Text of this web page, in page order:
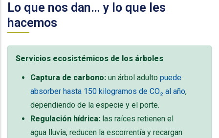
Lo que nos dan… y lo que les
hacemos
Servicios ecosistémicos de los árboles
Captura de carbono: un árbol adulto puede
absorber hasta 150 kilogramos de CO₂ al año,
dependiendo de la especie y el porte.
Regulación hídrica: las raíces retienen el
agua lluvia, reducen la escorrentía y recargan